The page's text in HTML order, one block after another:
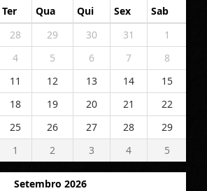
Ter Qua Qui Sex
Sab
28 29 30 31
1
4 5 6 7
8
11 12 13 14
15
18 19 20 21
22
25 26 27 28
29
1 2 3 4 5
Setembro 2026